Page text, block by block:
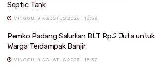
Septic Tank
MINGGU, 9 AGUSTUS 2026 | 18:59
Pemko Padang Salurkan BLT Rp.2 Juta untuk
Warga Terdampak Banjir
MINGGU, 9 AGUSTUS 2026 | 18:57